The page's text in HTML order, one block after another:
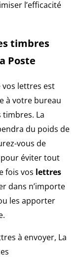
l’efficacité
timbres
Poste
vos lettres est
à votre bureau
La
du poids de
vous de
éviter tout
fois vos lettres
dans n’importe
les apporter
à envoyer, La